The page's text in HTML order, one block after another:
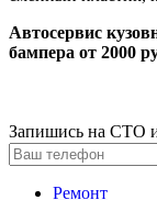
Автосервис
бампера от 2000
Запишись на СТО
Ремонт